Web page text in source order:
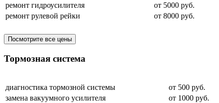
ремонт гидроусилителя
от 5000 руб.
ремонт рулевой рейки
от 8000 руб.
Посмотрите все цены
Тормозная система
диагностика тормозной системы
от 500 руб.
замена вакуумного усилителя
от 1000 руб.